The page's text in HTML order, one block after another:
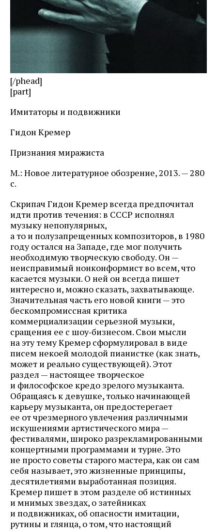
[/phead]
[part]
Имитаторы и подвижники
Гидон Кремер
Признания миражиста
М.: Новое литературное обозрение, 2013. — 280
с.
Скрипач Гидон Кремер всегда предпочитал
идти против течения: в СССР исполнял
музыку непопулярных,
а то и полузапрещенных композиторов, в 1980
году остался на Западе, где мог получить
необходимую творческую свободу. Он —
неисправимый нонконформист во всем, что
касается музыки. О ней он всегда пишет
интересно и, можно сказать, захватывающе.
Значительная часть его новой книги — это
бескомпромиссная критика
коммерциализации серьезной музыки,
сращения ее с шоу‑бизнесом. Свои мысли
на эту тему Кремер сформулировал в виде
писем некоей молодой пианистке (как знать,
может и реально существующей). Этот
раздел — настоящее творческое
и философское кредо зрелого музыканта.
Обращаясь к девушке, только начинающей
карьеру музыканта, он предостерегает
ее от чрезмерного увлечения различными
искушениями артистического мира —
фестивалями, широко разрекламированными
концертными программами и турне. Это
не просто советы старого мастера, как он сам
себя называет, это жизненные принципы,
десятилетиями выработанная позиция.
Кремер пишет в этом разделе об истинных
и мнимых звездах, о затейниках
и подвижниках, об опасности имитации,
рутины и глянца, о том, что настоящий